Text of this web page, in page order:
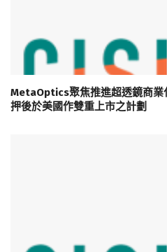
MetaOptics聚焦推進超透鏡商業
押後於美國作雙重上市之計劃